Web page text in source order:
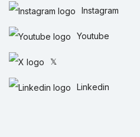
Instagram
Youtube
𝕏
Linkedin